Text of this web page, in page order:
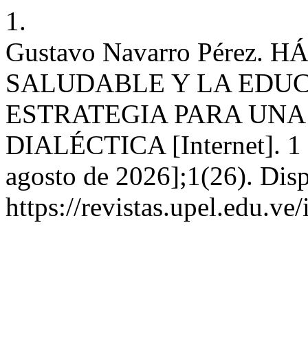
1.
Gustavo Navarro Pérez.
SALUDABLE Y LA
ESTRATEGIA PARA
DIALÉCTICA [Internet]. 1
agosto de 2026];1(26).
https://